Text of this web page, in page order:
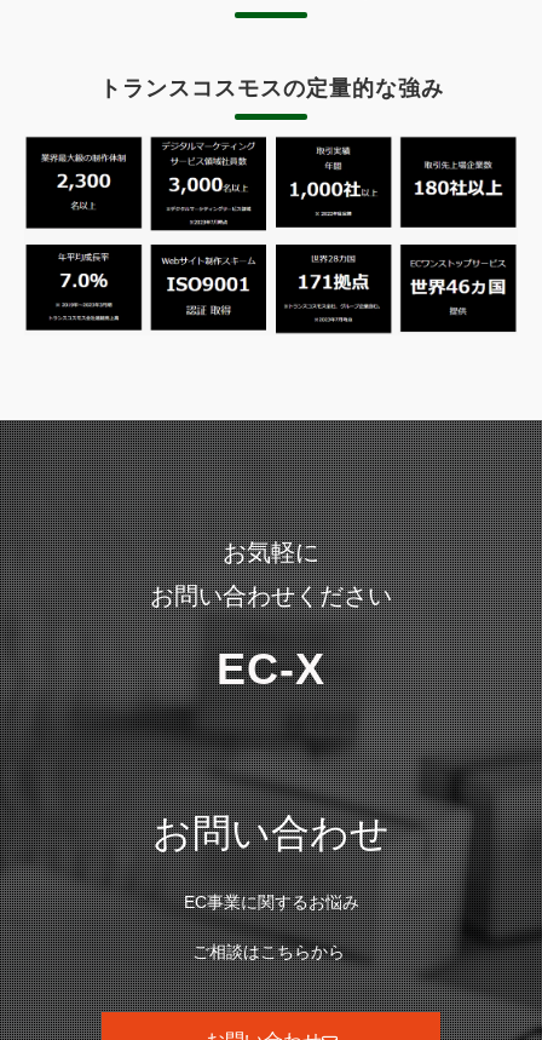
トランスコスモスの定量的な強み
お気軽に
お問い合わせください
EC-X
お問い合わせ
EC事業に関するお悩み
ご相談はこちらから